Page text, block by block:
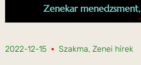
Zenekar menedzsment,
2022-12-15 Szakma, Zenei hírek